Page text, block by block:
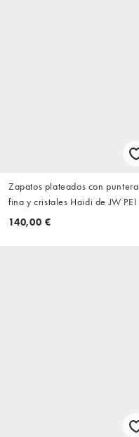
Zapatos plateados con puntera
fina y cristales Haidi de JW PEI
140,00 €